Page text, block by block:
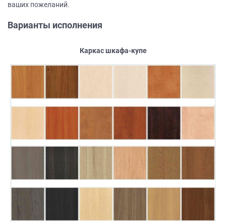
ваших пожеланий.
Варианты исполнения
Каркас шкафа-купе